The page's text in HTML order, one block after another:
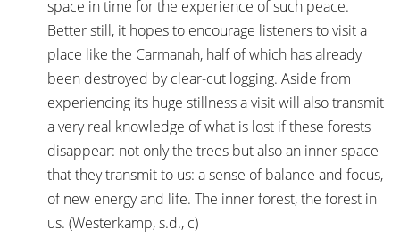
space in time for the experience of such peace.
Better still, it hopes to encourage listeners to visit a
place like the Carmanah, half of which has already
been destroyed by clear-cut logging. Aside from
experiencing its huge stillness a visit will also transmit
a very real knowledge of what is lost if these forests
disappear: not only the trees but also an inner space
that they transmit to us: a sense of balance and focus,
of new energy and life. The inner forest, the forest in
us. (Westerkamp, s.d., c)